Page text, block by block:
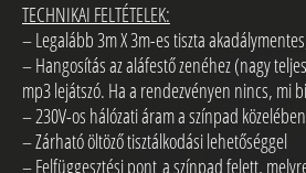
TECHNIKAI FELTÉTELEK:
– Legalább 3m X 3m-es tiszta
– Hangosítás az aláfestő zenéhez (nagy
mp3 lejátszó. Ha a rendezvényen nincs, mi
– 230V-os hálózati áram a színpad közelében
– Zárható öltöző tisztálkodási lehetőséggel
– Felfüggesztési pont a színpad felett,